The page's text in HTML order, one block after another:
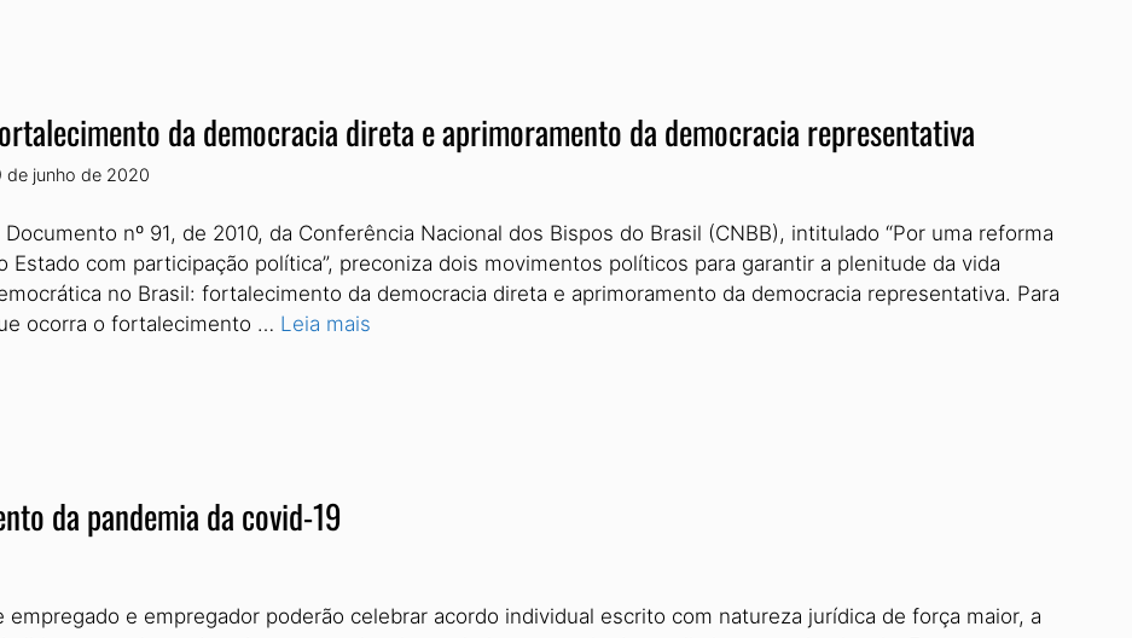
da democracia direta e aprimoramento da democracia representativa
de junho de 2020
Documento nº 91, de 2010, da Conferência Nacional dos Bispos do Brasil (CNBB), intitulado “Por uma reforma
Estado com participação política”, preconiza dois movimentos políticos para garantir a plenitude da vida
no Brasil: fortalecimento da democracia direta e aprimoramento da democracia representativa. Para
ocorra o fortalecimento … Leia mais
da pandemia da covid-19
e empregador poderão celebrar acordo individual escrito com natureza jurídica de força maior, a